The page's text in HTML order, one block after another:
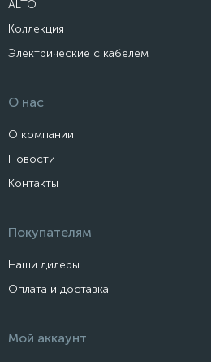
ALTO
Коллекция
Электрические с кабелем
О нас
О компании
Новости
Контакты
Покупателям
Наши дилеры
Оплата и доставка
Мой аккаунт